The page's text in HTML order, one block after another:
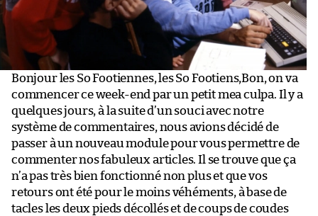
Bonjour les So Footiennes, les So Footiens,Bon, on va
commencer ce week-end par un petit mea culpa. Il y a
quelques jours, à la suite d’un souci avec notre
système de commentaires, nous avions décidé de
passer à un nouveau module pour vous permettre de
commenter nos fabuleux articles. Il se trouve que ça
n’a pas très bien fonctionné non plus et que vos
retours ont été pour le moins véhéments, à base de
tacles les deux pieds décollés et de coups de coudes